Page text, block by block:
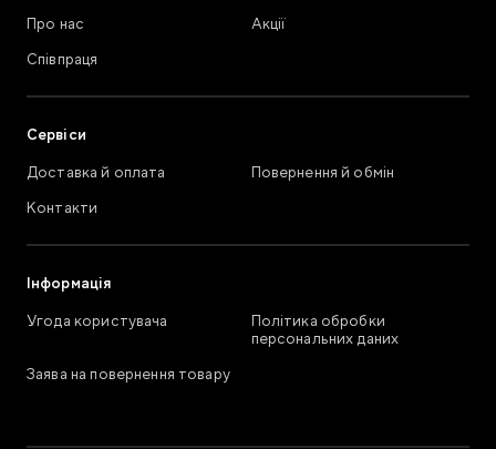
Про нас
Акції
Співпраця
Сервіси
Доставка й оплата
Повернення й обмін
Контакти
Інформація
Угода користувача
Політика обробки
персональних даних
Заява на повернення товару